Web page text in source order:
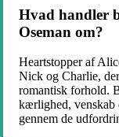
Hvad handler
Oseman om?
Heartstopper af
Nick og Charlie,
romantisk forhold.
kærlighed, venskab
gennem de